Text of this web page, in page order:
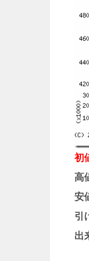
初
高
安
引
出